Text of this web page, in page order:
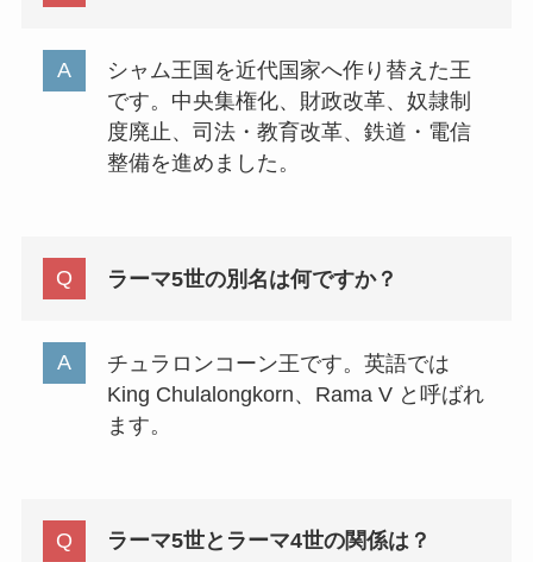
シャム王国を近代国家へ作り替えた王
です。中央集権化、財政改革、奴隷制
度廃止、司法・教育改革、鉄道・電信
整備を進めました。
ラーマ5世の別名は何ですか？
チュラロンコーン王です。英語では
King Chulalongkorn、Rama V と呼ばれ
ます。
ラーマ5世とラーマ4世の関係は？